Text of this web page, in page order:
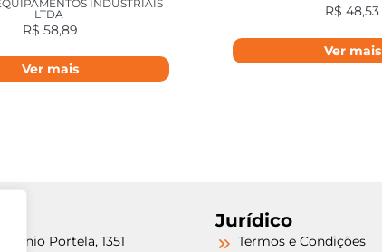
INDUSTRIAIS
LTDA
R$ 58,89
Ver mais
R$ 48,53
Ver mais
Portela, 1351
Jurídico
Termos e Condições